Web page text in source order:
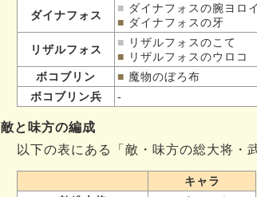
ダイナフォス
■ ダイナフォスの腕ヨロイ
■ ダイナフォスの牙
リザルフォス
■ リザルフォスのこて
■ リザルフォスのウロコ
ボコブリン
■ 魔物のぼろ布
ボコブリン兵
-
敵と味方の編成
以下の表にある「敵・味方の総大将・
キャラ